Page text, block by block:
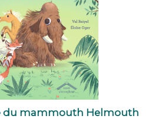
du mammouth Helmouth